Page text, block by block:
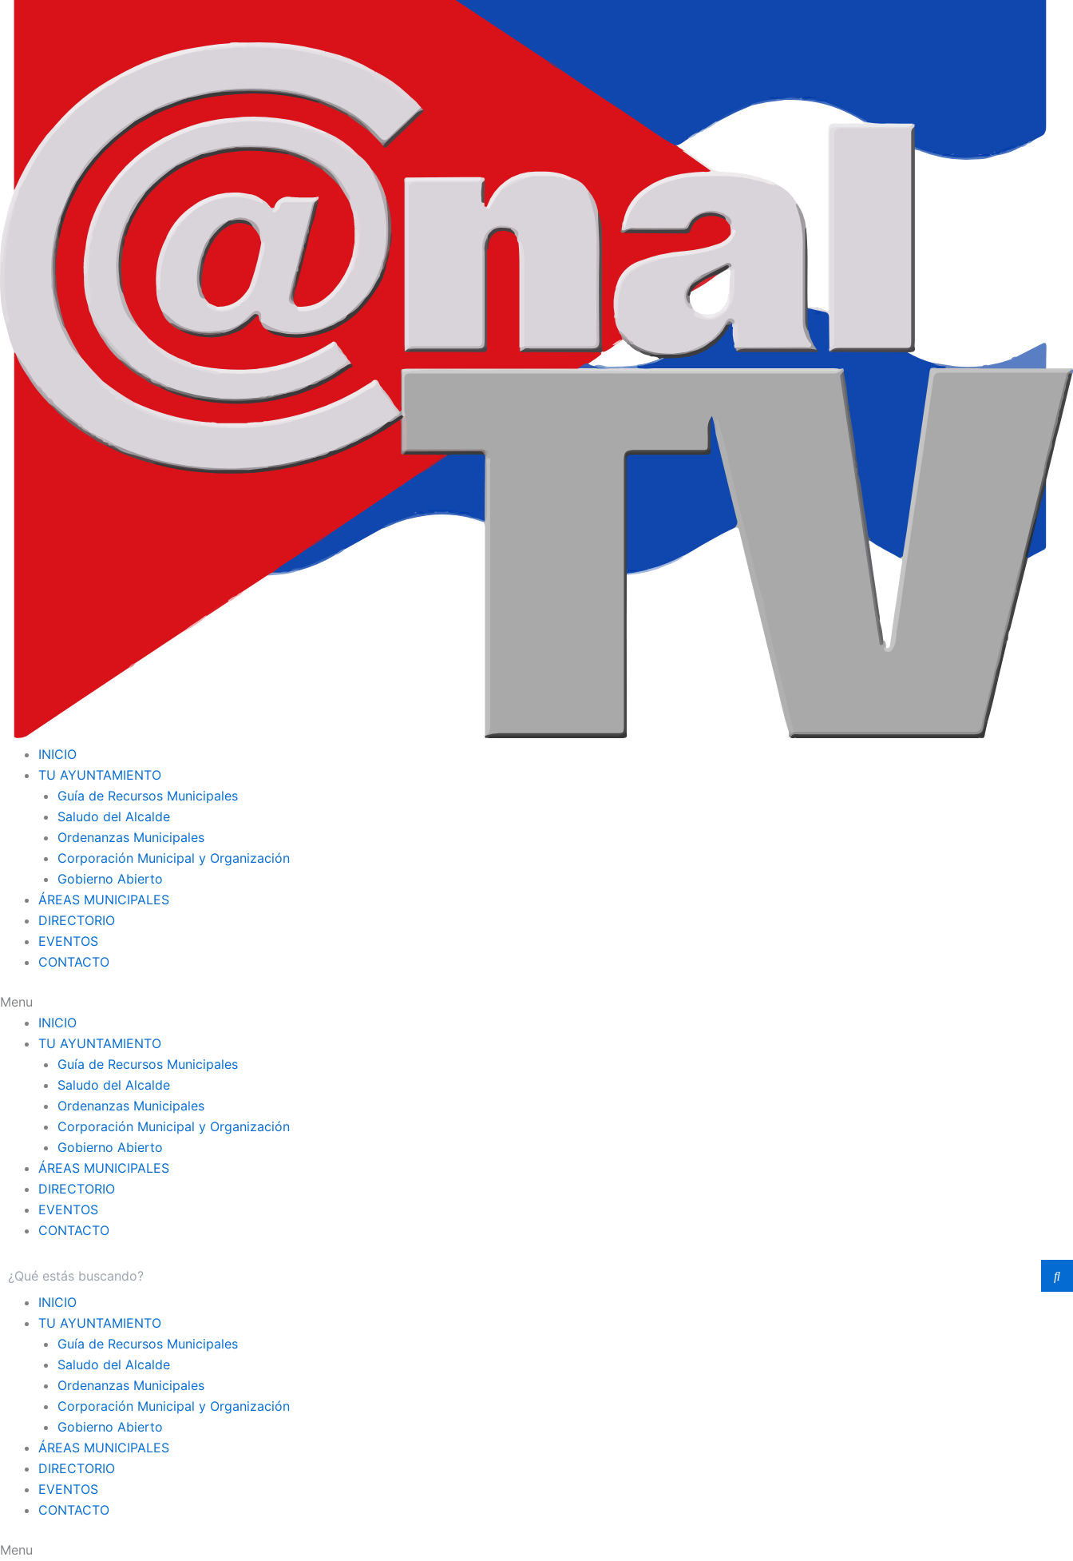
INICIO
TU AYUNTAMIENTO
Guía de Recursos Municipales
Saludo del Alcalde
Ordenanzas Municipales
Corporación Municipal y Organización
Gobierno Abierto
ÁREAS MUNICIPALES
DIRECTORIO
EVENTOS
CONTACTO
Menu
INICIO
TU AYUNTAMIENTO
Guía de Recursos Municipales
Saludo del Alcalde
Ordenanzas Municipales
Corporación Municipal y Organización
Gobierno Abierto
ÁREAS MUNICIPALES
DIRECTORIO
EVENTOS
CONTACTO
INICIO
TU AYUNTAMIENTO
Guía de Recursos Municipales
Saludo del Alcalde
Ordenanzas Municipales
Corporación Municipal y Organización
Gobierno Abierto
ÁREAS MUNICIPALES
DIRECTORIO
EVENTOS
CONTACTO
Menu